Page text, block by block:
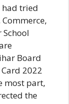
tried
School
Board
2022
most part,
the